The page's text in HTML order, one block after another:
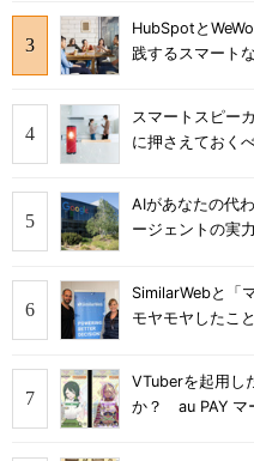
HubSpotと
践するスマート
スマートスピー
に押さえておく
AIがあなたの代
ージェントの実力
SimilarWebと「
モヤモヤしたこ
VTuberを起用し
か？ au PAY マ